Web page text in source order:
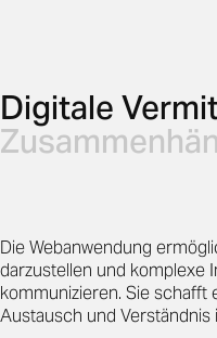
Digitale
Die Webanwendung
darzustellen und komplexe
kommunizieren. Sie schafft
Austausch und